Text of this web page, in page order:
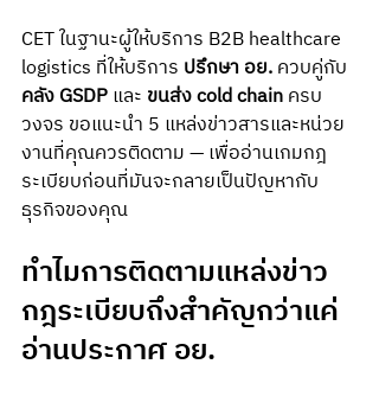
CET ในฐานะผู้ให้บริการ B2B healthcare
logistics ที่ให้บริการ ปรึกษา อย. ควบคู่กับ
คลัง GSDP และ ขนส่ง cold chain ครบ
วงจร ขอแนะนำ 5 แหล่งข่าวสารและหน่วย
งานที่คุณควรติดตาม — เพื่ออ่านเกมกฎ
ระเบียบก่อนที่มันจะกลายเป็นปัญหากับ
ธุรกิจของคุณ
ทำไมการติดตามแหล่งข่าว
กฎระเบียบถึงสำคัญกว่าแค่
อ่านประกาศ อย.